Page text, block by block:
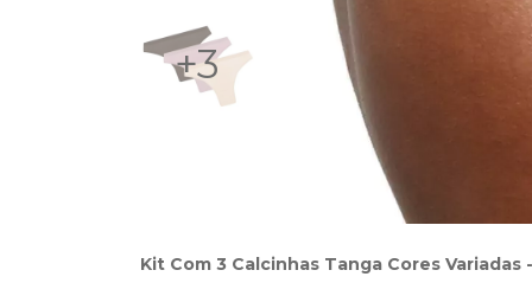
+3
Kit Com 3 Calcinhas Tanga Cores